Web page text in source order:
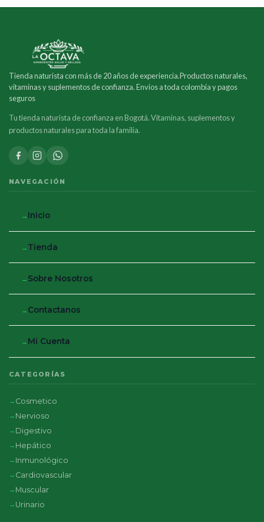
Tienda naturista con más de 20 años de experiencia.Productos naturales,
vitaminas y suplementos de confianza. Envios a toda colombia y pagos
seguros
Tu tienda naturista de confianza en Bogotá. Vitaminas, suplementos y
productos naturales para toda la familia.
NAVEGACIÓN
Inicio
Tienda
Sobre Nosotros
Contactanos
Mi Cuenta
CATEGORÍAS
Cosmetico
Nervioso
Digestivo
Hepático
Inmunológico
Cardiovascular
Muscular
Urinario